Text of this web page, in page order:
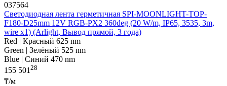
037564
Светодиодная лента герметичная SPI-MOONLIGHT-TOP-
F180-D25mm 12V RGB-PX2 360deg (20 W/m, IP65, 3535, 3m,
wire x1) (Arlight, Вывод прямой, 3 года)
Red | Красный 625 nm
Green | Зелёный 525 nm
Blue | Синий 470 nm
155 50128
₸/м